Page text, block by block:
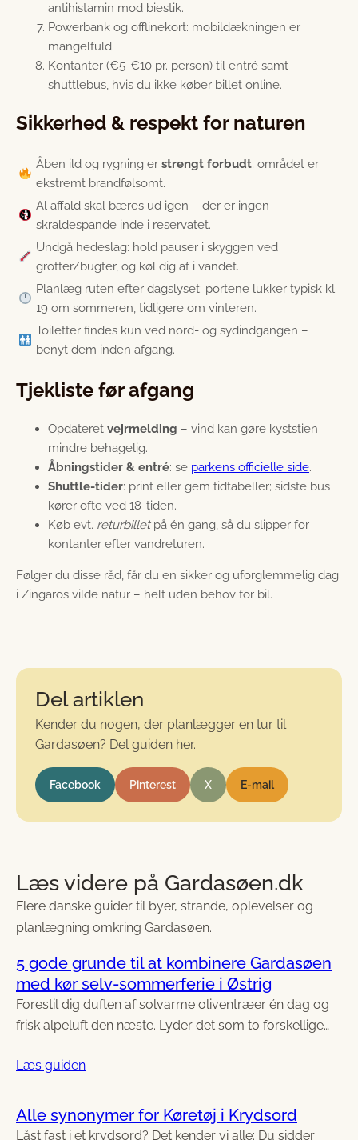
antihistamin mod biestik.
Powerbank og offlinekort: mobildækningen er
mangelfuld.
Kontanter (€5-€10 pr. person) til entré samt
shuttlebus, hvis du ikke køber billet online.
Sikkerhed & respekt for naturen
Åben ild og rygning er strengt forbudt; området er
ekstremt brandfølsomt.
Al affald skal bæres ud igen – der er ingen
skraldespande inde i reservatet.
Undgå hedeslag: hold pauser i skyggen ved
grotter/bugter, og køl dig af i vandet.
Planlæg ruten efter dagslyset: portene lukker typisk kl.
19 om sommeren, tidligere om vinteren.
Toiletter findes kun ved nord- og sydindgangen –
benyt dem inden afgang.
Tjekliste før afgang
Opdateret vejrmelding – vind kan gøre kyststien
mindre behagelig.
Åbningstider & entré: se parkens officielle side.
Shuttle-tider: print eller gem tidtabeller; sidste bus
kører ofte ved 18-tiden.
Køb evt. returbilletpå én gang, så du slipper for
kontanter efter vandreturen.
Følger du disse råd, får du en sikker og uforglemmelig dag
i Zingaros vilde natur – helt uden behov for bil.
Del artiklen
Kender du nogen, der planlægger en tur til
Gardasøen? Del guiden her.
Facebook Pinterest X E-mail
Læs videre på Gardasøen.dk
Flere danske guider til byer, strande, oplevelser og
planlægning omkring Gardasøen.
5 gode grunde til at kombinere Gardasøen
med kør selv-sommerferie i Østrig
Forestil dig duften af solvarme oliventræer én dag og
frisk alpeluft den næste. Lyder det som to forskellige…
Læs guiden
Alle synonymer for Køretøj i Krydsord
Låst fast i et krydsord? Det kender vi alle: Du sidder